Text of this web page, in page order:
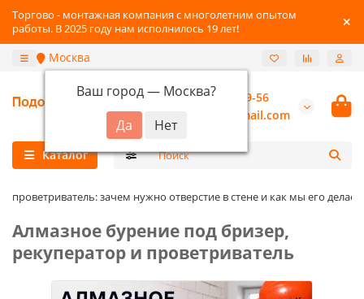
Торгово - монтажная компания с многолетним опытом
работы. В 2025 году нам исполнилось 19 лет!
Москва
Ваш город — Москва?
+7 (800) 777-89-56
burannsk@gmail.com
Каталог
зачем нужно отверстие в стене и как мы его делаем
Алмазное бурение под бризер,
рекуператор и проветриватель